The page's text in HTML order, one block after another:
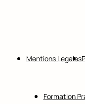
Mentions Légales
Formation